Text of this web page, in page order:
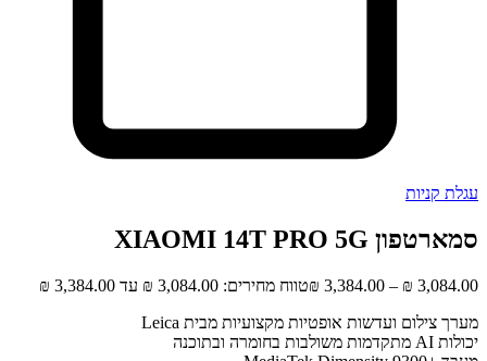
עגלת קניות
סמארטפון XIAOMI 14T PRO 5G
₪3,084.00
–
₪3,384.00 טווח מחירים: ⁦₪ 3,084.00⁩ עד ⁦₪ 3,384.00⁩
מערך צילום ועדשות אופטיות מקצועיות מבית Leica
יכולות AI מתקדמות משולבות בחומרה ובתוכנה